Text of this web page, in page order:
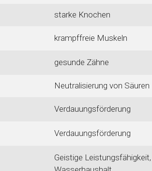
starke Knochen
krampffreie Muskeln
gesunde Zähne
Neutralisierung von Säuren
Verdauungsförderung
Verdauungsförderung
Geistige